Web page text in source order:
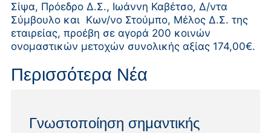
Σίψα, Πρόεδρο Δ.Σ., Ιωάννη Καβέτσο, Δ/ντα
Σύμβουλο και Κων/νο Στούμπο, Μέλος Δ.Σ. της
εταιρείας, προέβη σε αγορά 200 κοινών
ονομαστικών μετοχών συνολικής αξίας 174,00€.
Περισσότερα Νέα
Γνωστοποίηση σημαντικής